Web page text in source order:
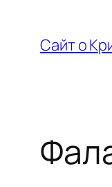
содержимому
Сайт о